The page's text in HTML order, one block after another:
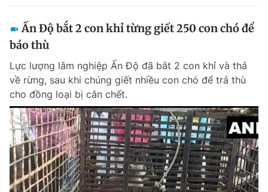
Ấn Độ bắt 2 con khỉ từng giết 250 con chó để
báo thù
Lực lượng lâm nghiệp Ấn Độ đã bắt 2 con khỉ và thả
về rừng, sau khi chúng giết nhiều con chó để trả thù
cho đồng loại bị cắn chết.